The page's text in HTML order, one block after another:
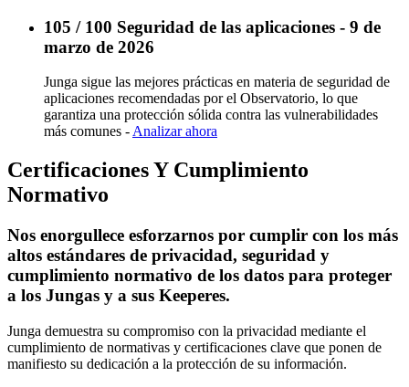
105 / 100 Seguridad de las aplicaciones - 9 de
marzo de 2026
Junga sigue las mejores prácticas en materia de seguridad de
aplicaciones recomendadas por el Observatorio, lo que
garantiza una protección sólida contra las vulnerabilidades
más comunes - Analizar ahora
Certificaciones Y Cumplimiento
Normativo
Nos enorgullece esforzarnos por cumplir con los más
altos estándares de privacidad, seguridad y
cumplimiento normativo de los datos para proteger
a los Jungas y a sus Keeperes.
Junga demuestra su compromiso con la privacidad mediante el
cumplimiento de normativas y certificaciones clave que ponen de
manifiesto su dedicación a la protección de su información.